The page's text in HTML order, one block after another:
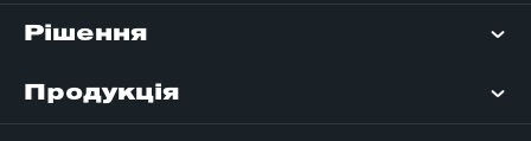
Рішення
Продукція